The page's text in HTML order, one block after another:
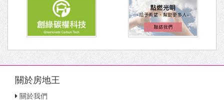
關於房地王
關於我們